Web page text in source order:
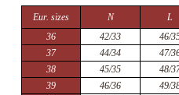
Eur. sizes N L
36
42/33 46/
37
44/34 47/
38
45/35 48/
39
46/36 49/